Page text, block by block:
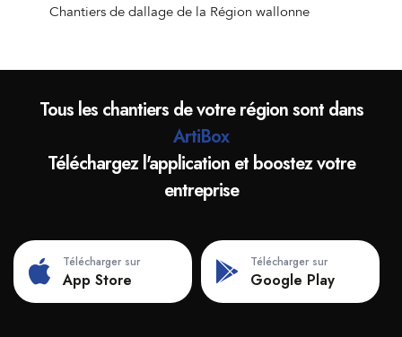
Chantiers de dallage de la Région wallonne
Tous les chantiers de votre région sont dans
ArtiBox
Téléchargez l'application et boostez votre
entreprise
Télécharger sur
App Store
Télécharger sur
Google Play